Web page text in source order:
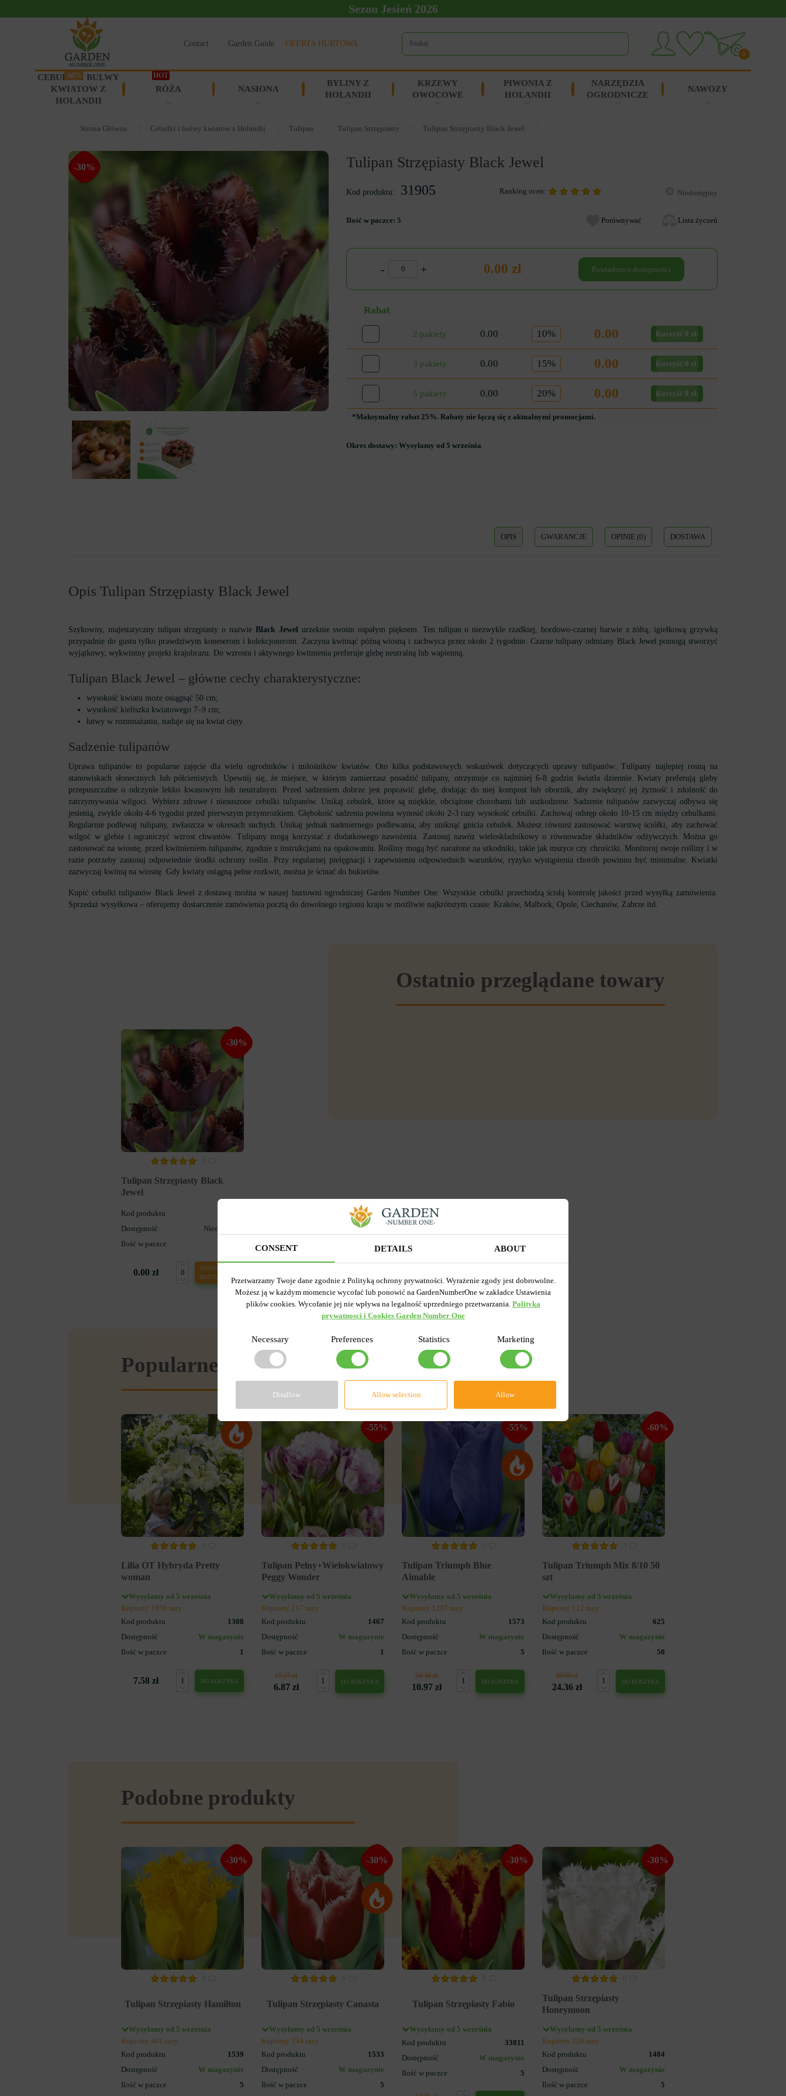
Sezon Jesień 2026
Contact Garden Guide OFERTA HURTOWA
0
CEBULKI I BULWY
KWIATOW Z
HOLANDII
-60%
RÓŻA
HOT
NASIONA
BYLINY Z
HOLANDII
KRZEWY
OWOCOWE
PIWONIA Z
HOLANDII
NARZĘDZIA
OGRODNICZE
NAWOZY
Strona Główna Cebulki i bulwy kwiatow z Holandii Tulipan Tulipan Strzępiasty Tulipan Strzępiasty Black Jewel
-30% Tulipan Strzępiasty Black Jewel
Kod produktu: 31905 Ranking ocen: Niedostępny
Ilość w paczce: 5 Porównywać Lista życzeń
- + 0.00 zł Powiadom o dostępności
Rabat
2 pakiety 0.00 10% 0.00 Korzyść 0 zł.
3 pakiety 0.00 15% 0.00 Korzyść 0 zł.
5 pakiety 0.00 20% 0.00 Korzyść 0 zł.
*Maksymalny rabat 25%. Rabaty nie łączą się z aktualnymi promocjami.
Okres dostawy: Wysyłamy od 5 września
OPIS GWARANCJE OPINIE (0) DOSTAWA
Opis Tulipan Strzępiasty Black Jewel
Szykowny, majestatyczny tulipan strzępiasty o nazwie Black Jewel urzeknie swoim ospałym pięknem. Ten tulipan o niezwykle rzadkiej, bordowo-czarnej barwie z żółtą, igiełkową grzywką
przypadnie do gustu tylko prawdziwym koneserom i kolekcjonerom. Zaczyna kwitnąć późną wiosną i zachwyca przez około 2 tygodnie. Czarne tulipany odmiany Black Jewel pomogą stworzyć
wyjątkowy, wykwintny projekt krajobrazu. Do wzrostu i aktywnego kwitnienia preferuje glebę neutralną lub wapienną.
Tulipan Black Jewel – główne cechy charakterystyczne:
wysokość kwiatu może osiągnąć 50 cm;
wysokość kieliszka kwiatowego 7–9 cm;
łatwy w rozmnażaniu, nadaje się na kwiat cięty.
Sadzenie tulipanów
Uprawa tulipanów to popularne zajęcie dla wielu ogrodników i miłośników kwiatów. Oto kilka podstawowych wskazówek dotyczących uprawy tulipanów: Tulipany najlepiej rosną na
stanowiskach słonecznych lub półcienistych. Upewnij się, że miejsce, w którym zamierzasz posadzić tulipany, otrzymuje co najmniej 6-8 godzin światła dziennie. Kwiaty preferują gleby
przepuszczalne o odczynie lekko kwasowym lub neutralnym. Przed sadzeniem dobrze jest poprawić glebę, dodając do niej kompost lub obornik, aby zwiększyć jej żyzność i zdolność do
zatrzymywania wilgoci. Wybierz zdrowe i niesuszone cebulki tulipanów. Unikaj cebulek, które są miękkie, obciążone chorobami lub uszkodzone. Sadzenie tulipanów zazwyczaj odbywa się
jesienią, zwykle około 4-6 tygodni przed pierwszym przymrozkiem. Głębokość sadzenia powinna wynosić około 2-3 razy wysokość cebulki. Zachowaj odstęp około 10-15 cm między cebulkami.
Regularnie podlewaj tulipany, zwłaszcza w okresach suchych. Unikaj jednak nadmiernego podlewania, aby uniknąć gnicia cebulek. Możesz również zastosować warstwę ściółki, aby zachować
wilgoć w glebie i ograniczyć wzrost chwastów. Tulipany mogą korzystać z dodatkowego nawożenia. Zastosuj nawóz wieloskładnikowy o równowadze składników odżywczych. Można go
zastosować na wiosnę, przed kwitnieniem tulipanów, zgodnie z instrukcjami na opakowaniu. Rośliny mogą być narażone na szkodniki, takie jak mszyce czy chruściki. Monitoruj swoje rośliny i w
razie potrzeby zastosuj odpowiednie środki ochrony roślin. Przy regularnej pielęgnacji i zapewnieniu odpowiednich warunków, ryzyko wystąpienia chorób powinno być minimalne. Kwiatki
zazwyczaj kwitną na wiosnę. Gdy kwiaty osiągną pełne rozkwit, można je ścinać do bukietów.
Kupić cebulki tulipanów Black Jewel z dostawą można w naszej hurtowni ogrodniczej Garden Number One. Wszystkie cebulki przechodzą ścisłą kontrolę jakości przed wysyłką zamówienia.
Sprzedaż wysyłkowa – oferujemy dostarczenie zamówienia pocztą do dowolnego regionu kraju w możliwie najkrótszym czasie: Kraków, Malbork, Opole, Ciechanów, Zabrze itd.
Ostatnio przeglądane towary
-30%
Tulipan Strzępiasty Black
Jewel
Kod produktu
Dostępność
Niedostępny
Ilość w paczce
0.00 zł
POWIADOM O
DOSTĘPNOŚCI
Popularne w serwisie
Lilia OT Hybryda Pretty
woman
Wysyłamy od 5 września
Kupiony 1956 razy
Kod produktu
1308
Dostępność
W magazynie
Ilość w paczce
1
7.58 zł DO KOSZYKA
-55%
Tulipan Pełny+Wielokwiatowy
Peggy Wonder
Wysyłamy od 5 września
Kupiony 217 razy
Kod produktu
1467
Dostępność
W magazynie
Ilość w paczce
1
15.27 zł
6.87 zł
DO KOSZYKA
-55%
Tulipan Triumph Blue
Aimable
Wysyłamy od 5 września
Kupiony 1237 razy
Kod produktu
1573
Dostępność
W magazynie
Ilość w paczce
5
24.38 zł
10.97 zł
DO KOSZYKA
-60%
Tulipan Triumph Mix 8/10 50
szt
Wysyłamy od 5 września
Kupiony 112 razy
Kod produktu
625
Dostępność
W magazynie
Ilość w paczce
50
60.90 zł
24.36 zł
DO KOSZYKA
Podobne produkty
-30%
Tulipan Strzępiasty Hamilton
Wysyłamy od 5 września
Kupiony 401 razy
Kod produktu
1539
Dostępność
W magazynie
Ilość w paczce
5
-30%
Tulipan Strzępiasty Canasta
Wysyłamy od 5 września
Kupiony 334 razy
Kod produktu
1533
Dostępność
W magazynie
Ilość w paczce
5
-30%
Tulipan Strzępiasty Fabio
Wysyłamy od 5 września
Kod produktu
33811
Dostępność
W magazynie
Ilość w paczce
5
-30%
Tulipan Strzępiasty
Honeymoon
Wysyłamy od 5 września
Kupiony 220 razy
Kod produktu
1484
Dostępność
W magazynie
Ilość w paczce
5
CONSENT DETAILS ABOUT
Przetwarzamy Twoje dane zgodnie z Polityką ochrony prywatności. Wyrażenie zgody jest dobrowolne.
Możesz ją w każdym momencie wycofać lub ponowić na GardenNumberOne w zakładce Ustawienia
plików cookies. Wycofanie jej nie wpływa na legalność uprzedniego przetwarzania. Polityka
prywatnosci i Cookies Garden Number One
Necessary Preferences Statistics Marketing
Disallow Allow selection Allow